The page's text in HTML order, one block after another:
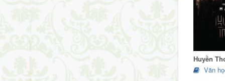
Huyền
Văn